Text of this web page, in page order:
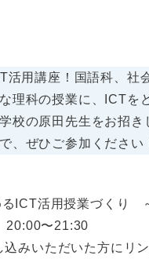
用講座！国語科、社
理科の授業に、ICTを
校の原田先生をお招
、ぜひご参加ください
ICT活用授業づくり
20:00〜21:30
みいただいた方にリン